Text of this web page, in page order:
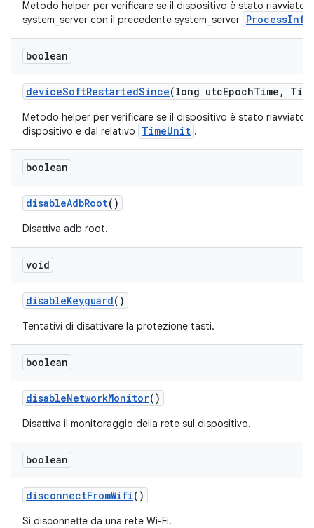
Metodo helper per verificare se il dispositivo è stato riavviato
system_server con il precedente system_server ProcessInfo
boolean
deviceSoftRestartedSince(long utcEpochTime ,
Metodo helper per verificare se il dispositivo è stato riavviato
dispositivo e dal relativo
TimeUnit .
boolean
disableAdbRoot()
Disattiva adb root.
void
disableKeyguard()
Tentativi di disattivare la protezione tasti.
boolean
disableNetworkMonitor()
Disattiva il monitoraggio della rete sul dispositivo.
boolean
disconnectFromWifi()
Si disconnette da una rete Wi-Fi.